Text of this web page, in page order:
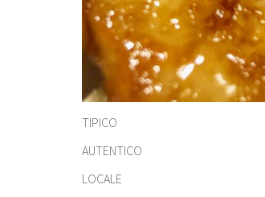
TIPICO
AUTENTICO
LOCALE